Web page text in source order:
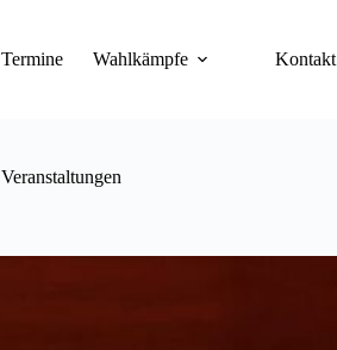
Termine Wahlkämpfe Kontakt
Veranstaltungen